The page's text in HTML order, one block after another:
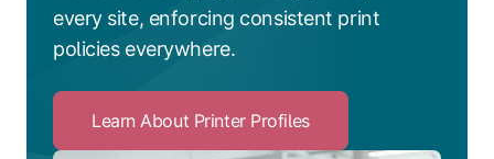
every site, enforcing consistent print
policies everywhere.
Learn About Printer ProfilesClick
to